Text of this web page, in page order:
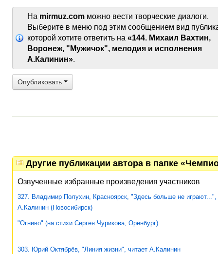
На mirmuz.com можно вести творческие диалоги.
Выберите в меню под этим сообщением вид
которой хотите ответить на «144. Михаил Вахтин,
Воронеж, "Мужичок", мелодия и исполнения
А.Калинин».
Опубликовать
Другие публикации автора в папке
Озвученные избранные произведения участников
327. Владимир Полухин, Красноярск, "Здесь больше не играют...",
А.Калинин (Новосибирск)
"Огниво" (на стихи Сергея Чурикова, Оренбург)
303. Юрий Октябрёв, "Линия жизни", читает А.Калинин